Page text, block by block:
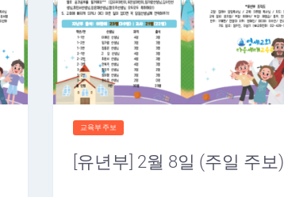
교육부주보
[유년부] 2월 8일 (주일 주보)